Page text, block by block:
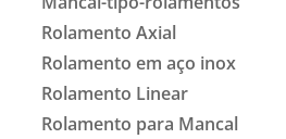
Rolamento Axial
Rolamento em aço inox
Rolamento Linear
Rolamento para Mancal